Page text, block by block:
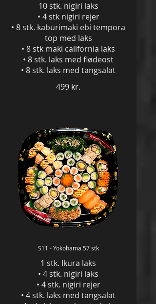
10 stk. nigiri laks
• 4 stk nigiri rejer
• 8 stk. kaburimaki ebi tempora
top med laks
• 8 stk maki california laks
• 8 stk. laks med flødeost
• 8 stk. laks med tangsalat
499 kr.
S11 - Yokohama 57 stk
1 stk. Ikura laks
• 4 stk. nigiri laks
• 4 stk. nigiri rejer
• 4 stk. laks med tangsalat